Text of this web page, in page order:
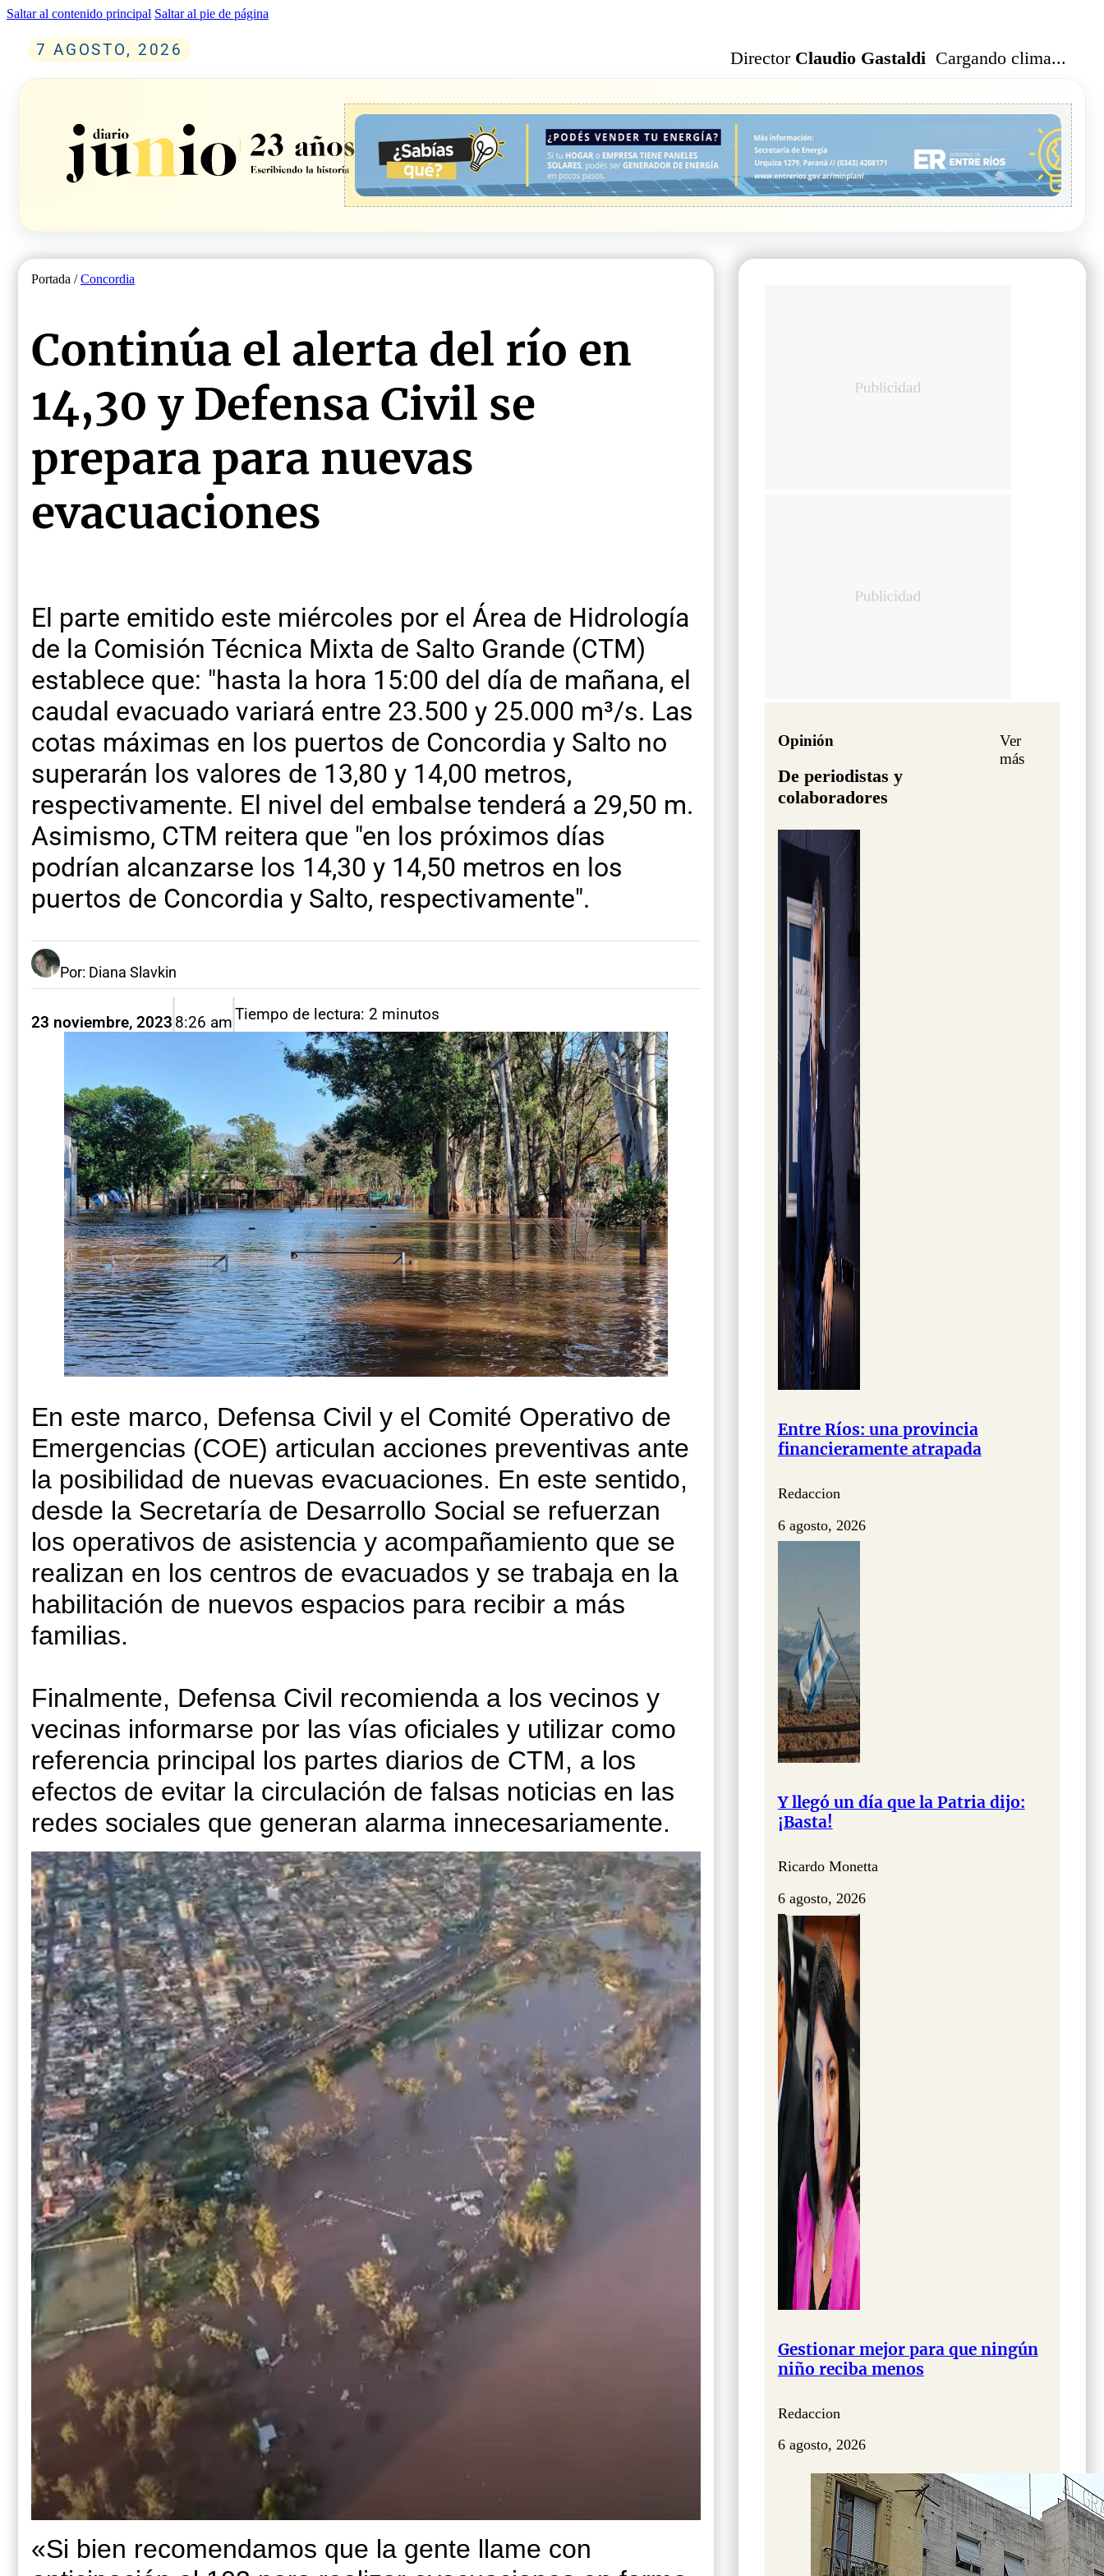
Saltar al contenido principal Saltar al pie de página
7 AGOSTO, 2026 Director Claudio Gastaldi Cargando clima...
Portada /Concordia
Continúa el alerta del río en
14,30 y Defensa Civil se
prepara para nuevas
evacuaciones
El parte emitido este miércoles por el Área de Hidrología
de la Comisión Técnica Mixta de Salto Grande (CTM)
establece que: "hasta la hora 15:00 del día de mañana, el
caudal evacuado variará entre 23.500 y 25.000 m³/s. Las
cotas máximas en los puertos de Concordia y Salto no
superarán los valores de 13,80 y 14,00 metros,
respectivamente. El nivel del embalse tenderá a 29,50 m.
Asimismo, CTM reitera que "en los próximos días
podrían alcanzarse los 14,30 y 14,50 metros en los
puertos de Concordia y Salto, respectivamente".
Por: Diana Slavkin
23 noviembre, 2023 8:26 amTiempo de lectura: 2 minutos
En este marco, Defensa Civil y el Comité Operativo de
Emergencias (COE) articulan acciones preventivas ante
la posibilidad de nuevas evacuaciones. En este sentido,
desde la Secretaría de Desarrollo Social se refuerzan
los operativos de asistencia y acompañamiento que se
realizan en los centros de evacuados y se trabaja en la
habilitación de nuevos espacios para recibir a más
familias.
Finalmente, Defensa Civil recomienda a los vecinos y
vecinas informarse por las vías oficiales y utilizar como
referencia principal los partes diarios de CTM, a los
efectos de evitar la circulación de falsas noticias en las
redes sociales que generan alarma innecesariamente.
«Si bien recomendamos que la gente llame con
Opinión
De periodistas y
colaboradores
Ver
más
Entre Ríos: una provincia
financieramente atrapada
Redaccion
6 agosto, 2026
Y llegó un día que la Patria dijo:
¡Basta!
Ricardo Monetta
6 agosto, 2026
Gestionar mejor para que ningún
niño reciba menos
Redaccion
6 agosto, 2026